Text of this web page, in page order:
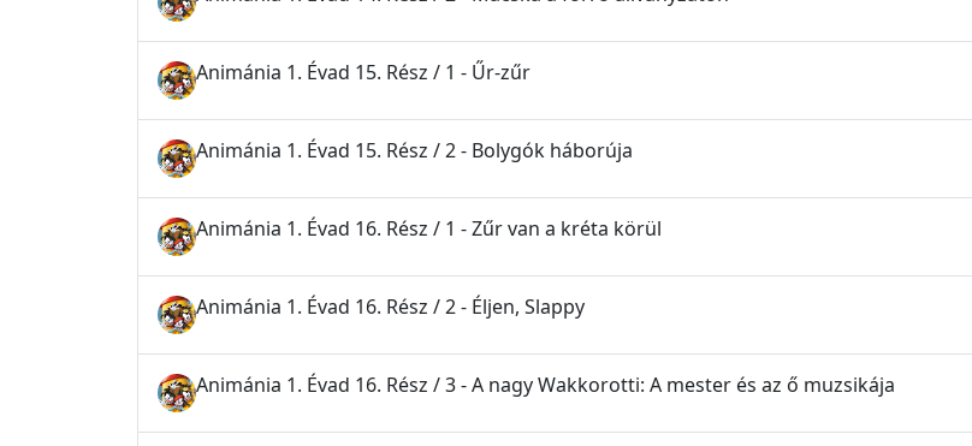
Animánia 1. Évad 15. Rész / 1 - Űr-zűr
Animánia 1. Évad 15. Rész / 2 - Bolygók háborúja
Animánia 1. Évad 16. Rész / 1 - Zűr van a kréta körül
Animánia 1. Évad 16. Rész / 2 - Éljen, Slappy
Animánia 1. Évad 16. Rész / 3 - A nagy Wakkorotti: A mester és az ő muzsikája